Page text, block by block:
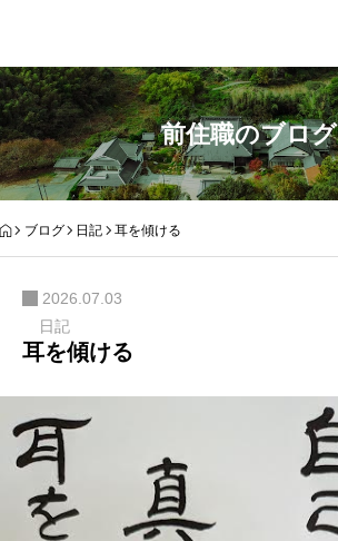
前住職のブログ
ブログ 日記 耳を傾ける
2026.07.03
日記
耳を傾ける